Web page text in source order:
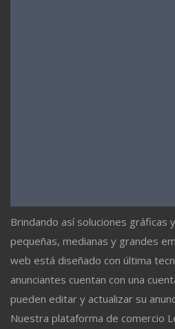
Brindando así soluciones gráficas
pequeñas, medianas y grandes
web está diseñado con última
anunciantes cuentan con una
pueden editar y actualizar su
Nuestra plataforma de comercio